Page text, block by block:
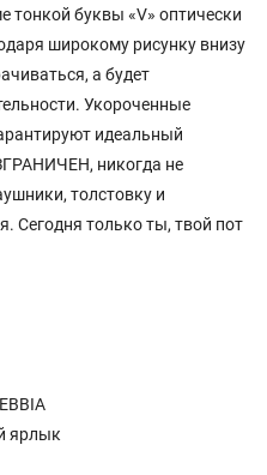
тонкой буквы «V» оптически
широкому рисунку внизу
а будет
Укороченные
идеальный
никогда не
толстовку и
Сегодня только ты, твой пот
ярлык